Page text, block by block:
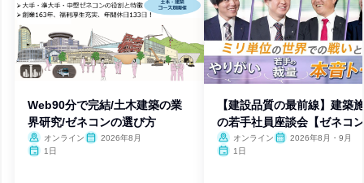
Web90分で完結/土木建築の業
界研究/ゼネコンの選び方
オンライン
2026年8月
1日
【建設品質の最前線】建築
の若手社員座談会【ゼネコ
オンライン
2026年8月・9月
1日